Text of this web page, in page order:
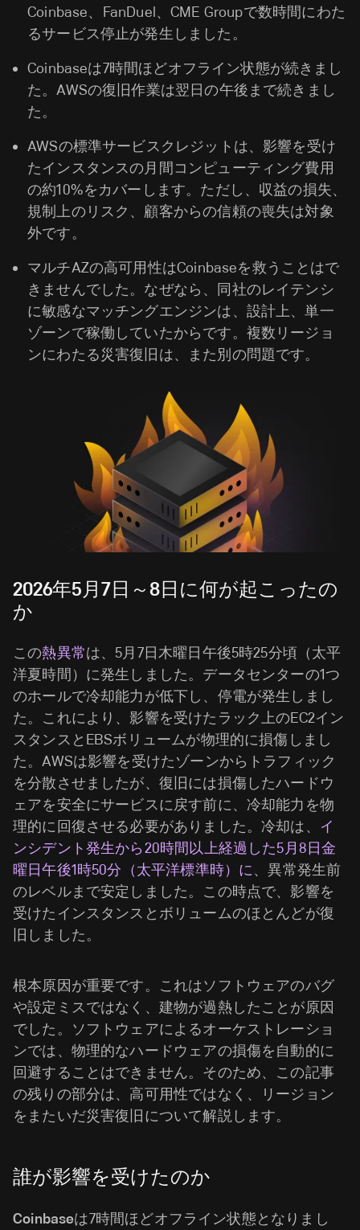
Coinbase、FanDuel、CME Groupで数時間にわた
るサービス停止が発生しました。
Coinbaseは7時間ほどオフライン状態が続きまし
た。AWSの復旧作業は翌日の午後まで続きまし
た。
AWSの標準サービスクレジットは、影響を受け
たインスタンスの月間コンピューティング費用
の約10%をカバーします。ただし、収益の損失、
規制上のリスク、顧客からの信頼の喪失は対象
外です。
マルチAZの高可用性はCoinbaseを救うことはで
きませんでした。なぜなら、同社のレイテンシ
に敏感なマッチングエンジンは、設計上、単一
ゾーンで稼働していたからです。複数リージョ
ンにわたる災害復旧は、また別の問題です。
2026年5月7日～8日に何が起こったの
か
この熱異常は、5月7日木曜日午後5時25分頃（太平
洋夏時間）に発生しました。データセンターの1つ
のホールで冷却能力が低下し、停電が発生しまし
た。これにより、影響を受けたラック上のEC2イン
スタンスとEBSボリュームが物理的に損傷しまし
た。AWSは影響を受けたゾーンからトラフィック
を分散させましたが、復旧には損傷したハードウ
ェアを安全にサービスに戻す前に、冷却能力を物
理的に回復させる必要がありました。冷却は、
イ
ンシデント発生から20時間以上経過した5月8日金
曜日午後1時50分（太平洋標準時）に、異常発生前
のレベルまで安定しました。この時点で、影響を
受けたインスタンスとボリュームのほとんどが復
旧しました。
根本原因が重要です。これはソフトウェアのバグ
や設定ミスではなく、建物が過熱したことが原因
でした。ソフトウェアによるオーケストレーショ
ンでは、物理的なハードウェアの損傷を自動的に
回避することはできません。そのため、この記事
の残りの部分は、高可用性ではなく、リージョン
をまたいだ災害復旧について解説します。
誰が影響を受けたのか
Coinbaseは7時間ほどオフライン状態となりまし